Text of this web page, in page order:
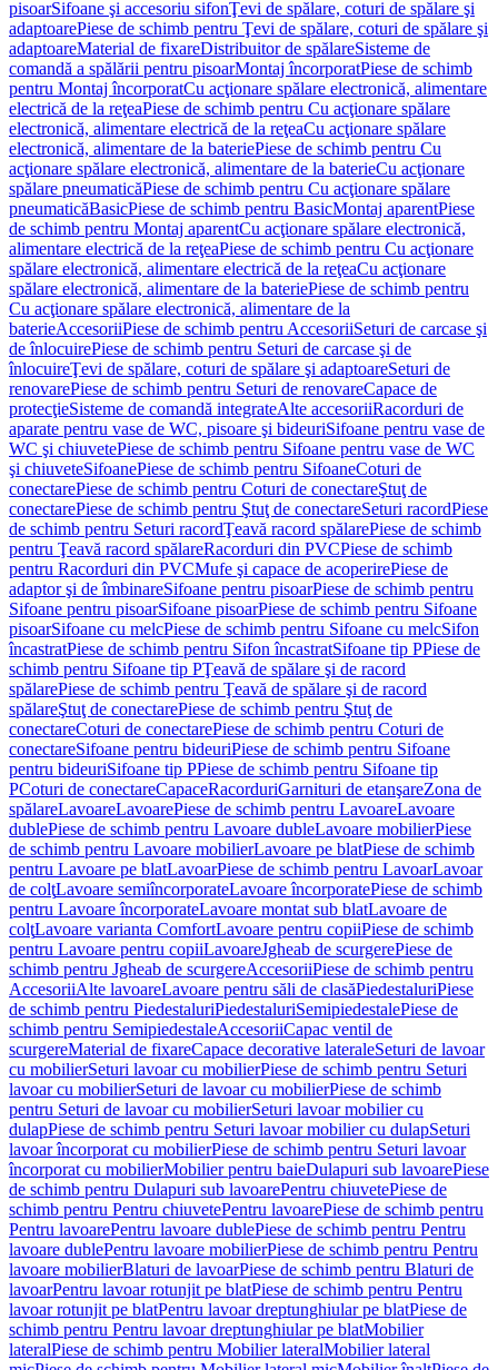
pisoarSifoane şi accesoriu sifonŢevi de spălare, coturi de spălare şi
adaptoarePiese de schimb pentru Ţevi de spălare, coturi de spălare şi
adaptoareMaterial de fixareDistribuitor de spălareSisteme de
comandă a spălării pentru pisoarMontaj încorporatPiese de schimb
pentru Montaj încorporatCu acţionare spălare electronică, alimentare
electrică de la reţeaPiese de schimb pentru Cu acţionare spălare
electronică, alimentare electrică de la reţeaCu acţionare spălare
electronică, alimentare de la bateriePiese de schimb pentru Cu
acţionare spălare electronică, alimentare de la baterieCu acţionare
spălare pneumaticăPiese de schimb pentru Cu acţionare spălare
pneumaticăBasicPiese de schimb pentru BasicMontaj aparentPiese
de schimb pentru Montaj aparentCu acţionare spălare electronică,
alimentare electrică de la reţeaPiese de schimb pentru Cu acţionare
spălare electronică, alimentare electrică de la reţeaCu acţionare
spălare electronică, alimentare de la bateriePiese de schimb pentru
Cu acţionare spălare electronică, alimentare de la
baterieAccesoriiPiese de schimb pentru AccesoriiSeturi de carcase şi
de înlocuirePiese de schimb pentru Seturi de carcase şi de
înlocuireŢevi de spălare, coturi de spălare şi adaptoareSeturi de
renovarePiese de schimb pentru Seturi de renovareCapace de
protecţieSisteme de comandă integrateAlte accesoriiRacorduri de
aparate pentru vase de WC, pisoare şi bideuriSifoane pentru vase de
WC şi chiuvetePiese de schimb pentru Sifoane pentru vase de WC
şi chiuveteSifoanePiese de schimb pentru SifoaneCoturi de
conectarePiese de schimb pentru Coturi de conectareŞtuţ de
conectarePiese de schimb pentru Ştuţ de conectareSeturi racordPiese
de schimb pentru Seturi racordŢeavă racord spălarePiese de schimb
pentru Ţeavă racord spălareRacorduri din PVCPiese de schimb
pentru Racorduri din PVCMufe şi capace de acoperirePiese de
adaptor şi de îmbinareSifoane pentru pisoarPiese de schimb pentru
Sifoane pentru pisoarSifoane pisoarPiese de schimb pentru Sifoane
pisoarSifoane cu melcPiese de schimb pentru Sifoane cu melcSifon
încastratPiese de schimb pentru Sifon încastratSifoane tip PPiese de
schimb pentru Sifoane tip PŢeavă de spălare şi de racord
spălarePiese de schimb pentru Ţeavă de spălare şi de racord
spălareŞtuţ de conectarePiese de schimb pentru Ştuţ de
conectareCoturi de conectarePiese de schimb pentru Coturi de
conectareSifoane pentru bideuriPiese de schimb pentru Sifoane
pentru bideuriSifoane tip PPiese de schimb pentru Sifoane tip
PCoturi de conectareCapaceRacorduriGarnituri de etanşareZona de
spălareLavoareLavoarePiese de schimb pentru LavoareLavoare
dublePiese de schimb pentru Lavoare dubleLavoare mobilierPiese
de schimb pentru Lavoare mobilierLavoare pe blatPiese de schimb
pentru Lavoare pe blatLavoarPiese de schimb pentru LavoarLavoar
de colţLavoare semiîncorporateLavoare încorporatePiese de schimb
pentru Lavoare încorporateLavoare montat sub blatLavoare de
colţLavoare varianta ComfortLavoare pentru copiiPiese de schimb
pentru Lavoare pentru copiiLavoareJgheab de scurgerePiese de
schimb pentru Jgheab de scurgereAccesoriiPiese de schimb pentru
AccesoriiAlte lavoareLavoare pentru săli de clasăPiedestaluriPiese
de schimb pentru PiedestaluriPiedestaluriSemipiedestalePiese de
schimb pentru SemipiedestaleAccesoriiCapac ventil de
scurgereMaterial de fixareCapace decorative lateraleSeturi de lavoar
cu mobilierSeturi lavoar cu mobilierPiese de schimb pentru Seturi
lavoar cu mobilierSeturi de lavoar cu mobilierPiese de schimb
pentru Seturi de lavoar cu mobilierSeturi lavoar mobilier cu
dulapPiese de schimb pentru Seturi lavoar mobilier cu dulapSeturi
lavoar încorporat cu mobilierPiese de schimb pentru Seturi lavoar
încorporat cu mobilierMobilier pentru baieDulapuri sub lavoarePiese
de schimb pentru Dulapuri sub lavoarePentru chiuvetePiese de
schimb pentru Pentru chiuvetePentru lavoarePiese de schimb pentru
Pentru lavoarePentru lavoare dublePiese de schimb pentru Pentru
lavoare dublePentru lavoare mobilierPiese de schimb pentru Pentru
lavoare mobilierBlaturi de lavoarPiese de schimb pentru Blaturi de
lavoarPentru lavoar rotunjit pe blatPiese de schimb pentru Pentru
lavoar rotunjit pe blatPentru lavoar dreptunghiular pe blatPiese de
schimb pentru Pentru lavoar dreptunghiular pe blatMobilier
lateralPiese de schimb pentru Mobilier lateralMobilier lateral